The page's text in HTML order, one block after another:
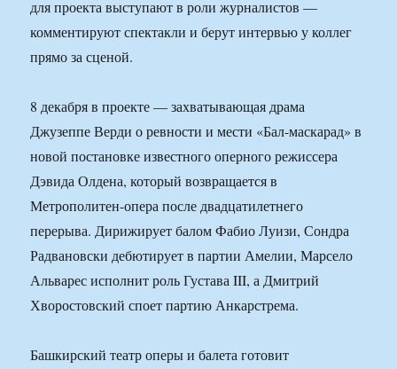
для проекта выступают в роли журналистов —
комментируют спектакли и берут интервью у коллег
прямо за сценой.
8 декабря в проекте — захватывающая драма
Джузеппе Верди о ревности и мести «Бал-маскарад» в
новой постановке известного оперного режиссера
Дэвида Олдена, который возвращается в
Метрополитен-опера после двадцатилетнего
перерыва. Дирижирует балом Фабио Луизи, Сондра
Радвановски дебютирует в партии Амелии, Марсело
Альварес исполнит роль Густава III, а Дмитрий
Хворостовский споет партию Анкарстрема.
Башкирский театр оперы и балета готовит